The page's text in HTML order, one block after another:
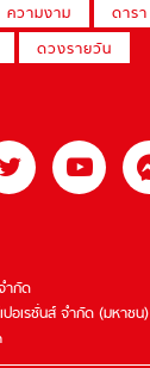
ความงาม ดารา
ดวงรายวัน
ำกัด
ปอเรชั่นส์ จำกัด (มหาชน)